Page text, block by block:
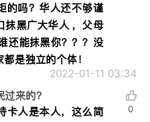
的吗？华人还不够谨
抹黑广大华人 ，父母
还能抹黑你？？？没
是独立的个体！
2022-01-11 03:34
来的？
卡人是本人，这么简
0